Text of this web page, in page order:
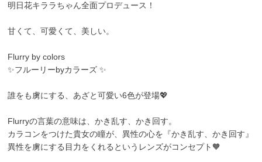
明日花キララちゃん全面プロデュース！
甘くて、可愛くて、美しい。
Flurry by colors
✨フルーリーbyカラーズ ✨
誰をも虜にする、あざと可愛い6色が登場💖
Flurryの言葉の意味は、かき乱す、かき回す。
カラコンをつけた貴女の瞳が、異性の心を『かき乱す、かき回す』
異性を虜にする目力をくれるというレンズがコンセプト🧡